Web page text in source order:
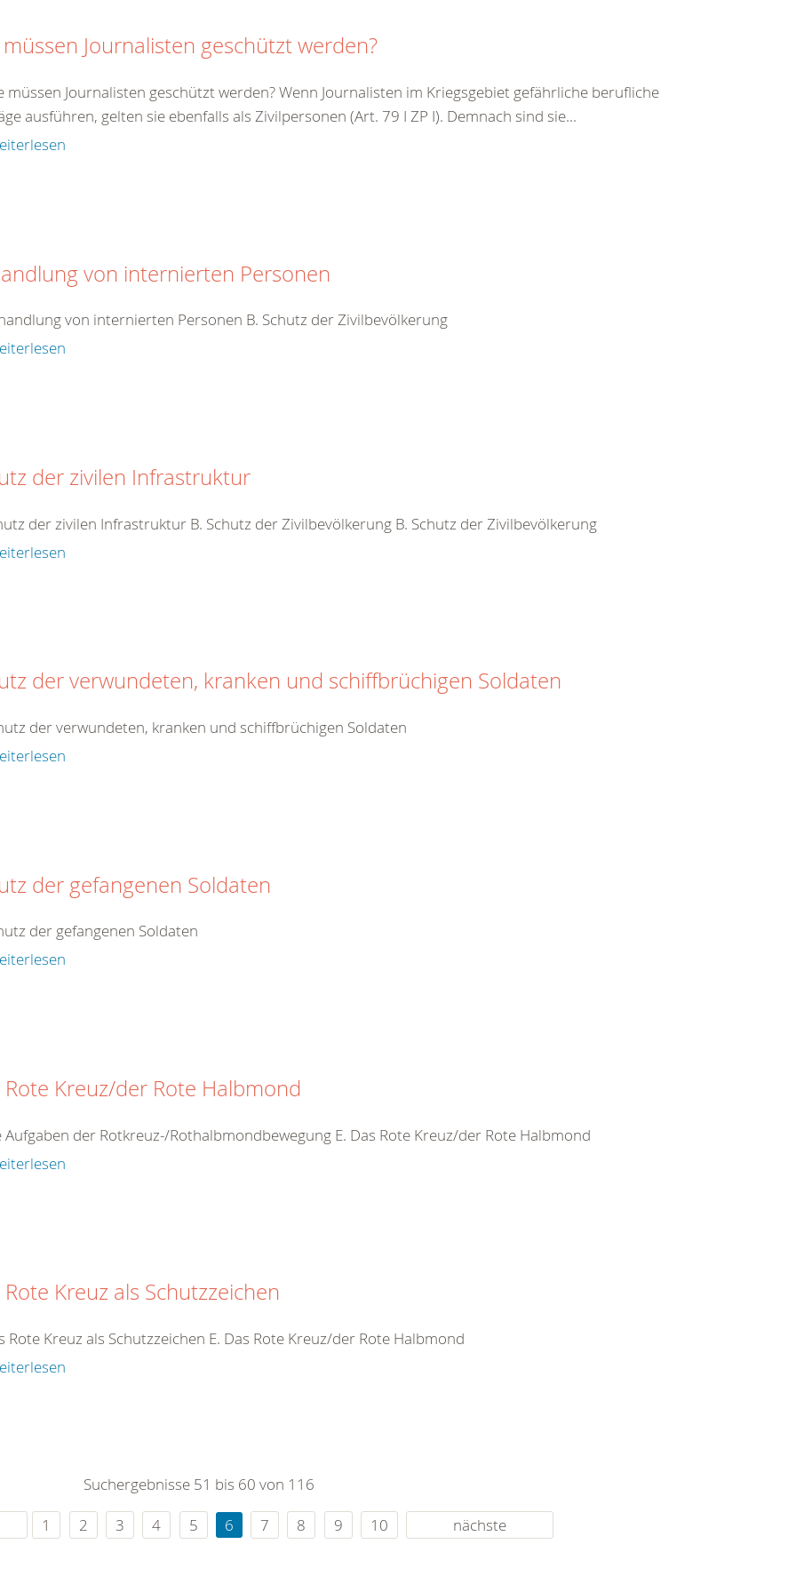
Journalisten geschützt werden?
müssen Journalisten geschützt werden? Wenn Journalisten im Kriegsgebiet gefährliche berufliche
ausführen, gelten sie ebenfalls als Zivilpersonen (Art. 79 I ZP I). Demnach sind sie...
von internierten Personen
von internierten Personen B. Schutz der Zivilbevölkerung
der zivilen Infrastruktur
der zivilen Infrastruktur B. Schutz der Zivilbevölkerung B. Schutz der Zivilbevölkerung
der verwundeten, kranken und schiffbrüchigen Soldaten
der verwundeten, kranken und schiffbrüchigen Soldaten
der gefangenen Soldaten
der gefangenen Soldaten
Rote Kreuz/der Rote Halbmond
Aufgaben der Rotkreuz-/Rothalbmondbewegung E. Das Rote Kreuz/der Rote Halbmond
Kreuz als Schutzzeichen
Rote Kreuz als Schutzzeichen E. Das Rote Kreuz/der Rote Halbmond
Suchergebnisse 51 bis 60 von 116
1
2 3 4 5 6 7 8 9 10 nächste